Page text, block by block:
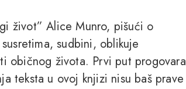
život” Alice Munro, pišući o
sudbini, oblikuje
običnog života. Prvi put progovara
teksta u ovoj knjizi nisu baš prave